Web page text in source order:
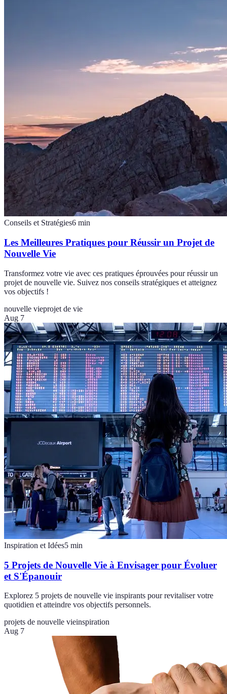
Conseils et Stratégies6 min
Les Meilleures Pratiques pour Réussir un Projet de
Nouvelle Vie
Transformez votre vie avec ces pratiques éprouvées pour réussir un
projet de nouvelle vie. Suivez nos conseils stratégiques et atteignez
vos objectifs !
nouvelle vieprojet de vie
Aug 7
Inspiration et Idées5 min
5 Projets de Nouvelle Vie à Envisager pour Évoluer
et S'Épanouir
Explorez 5 projets de nouvelle vie inspirants pour revitaliser votre
quotidien et atteindre vos objectifs personnels.
projets de nouvelle vieinspiration
Aug 7